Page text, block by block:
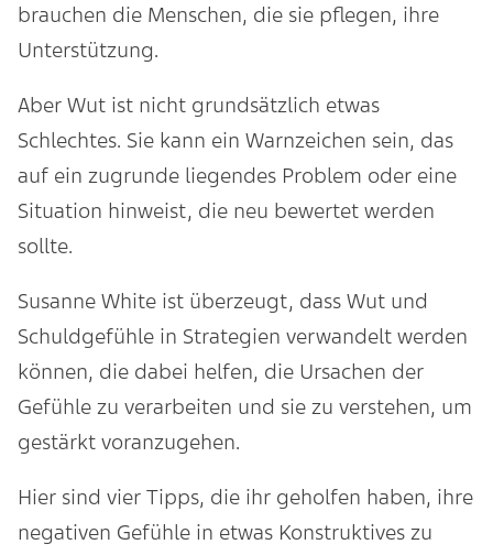
brauchen die Menschen, die sie pflegen, ihre
Unterstützung.
Aber Wut ist nicht grundsätzlich etwas
Schlechtes. Sie kann ein Warnzeichen sein, das
auf ein zugrunde liegendes Problem oder eine
Situation hinweist, die neu bewertet werden
sollte.
Susanne White ist überzeugt, dass Wut und
Schuldgefühle in Strategien verwandelt werden
können, die dabei helfen, die Ursachen der
Gefühle zu verarbeiten und sie zu verstehen, um
gestärkt voranzugehen.
Hier sind vier Tipps, die ihr geholfen haben, ihre
negativen Gefühle in etwas Konstruktives zu